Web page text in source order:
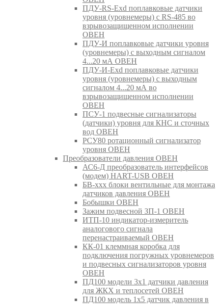
ПДУ-RS-Exd поплавковые датчики
уровня (уровнемеры) с RS-485 во
взрывозащищенном исполнении
ОВЕН
ПДУ-И поплавковые датчики уровня
(уровнемеры) с выходным сигналом
4...20 мА ОВЕН
ПДУ-И-Exd поплавковые датчики
уровня (уровнемеры) с выходным
сигналом 4...20 мА во
взрывозащищенном исполнении
ОВЕН
ПСУ-1 подвесные сигнализаторы
(датчики) уровня для КНС и сточных
вод ОВЕН
РСУ80 ротационный сигнализатор
уровня ОВЕН
Преобразователи давления ОВЕН
АС6-Д преобразователь интерфейсов
(модем) HART-USB ОВЕН
БВ-ххх блоки вентильные для монтажа
датчиков давления ОВЕН
Бобышки ОВЕН
Зажим подвесной ЗП-1 ОВЕН
ИТП-10 индикатор-измеритель
аналогового сигнала
перенастраиваемый ОВЕН
КК-01 клеммная коробка для
подключения погружных уровнемеров
и подвесных сигнализаторов уровня
ОВЕН
ПД100 модели 3х1 датчики давления
для ЖКХ и теплосетей ОВЕН
ПД100 модель 1х5 датчик давления в